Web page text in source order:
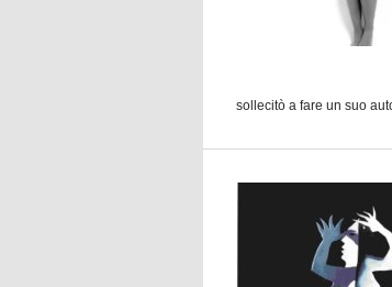
sollecitò a fare un suo